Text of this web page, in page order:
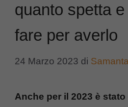
quanto spetta
fare per averlo
24 Marzo 2023 di
Anche per il 2023 è